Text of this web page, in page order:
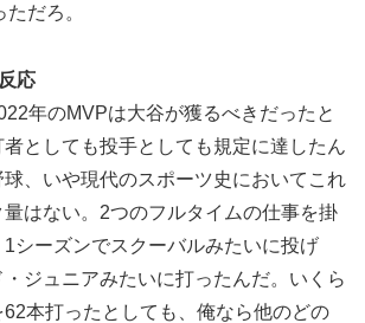
だろ。
応
年のMVPは大谷が獲るべきだったと
としても投手としても規定に達したん
、いや現代のスポーツ史においてこれ
量はない。2つのフルタイムの仕事を掛
シーズンでスクーバルみたいに投げ
ジュニアみたいに打ったんだ。いくら
本打ったとしても、俺なら他のどの